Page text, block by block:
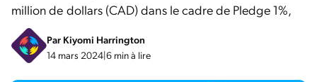
million de dollars (CAD) dans le cadre de Pledge 1%,
Par Kiyomi Harrington
14 mars 2024|6 min à lire